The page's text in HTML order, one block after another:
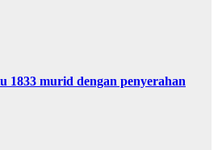
1833 murid dengan penyerahan